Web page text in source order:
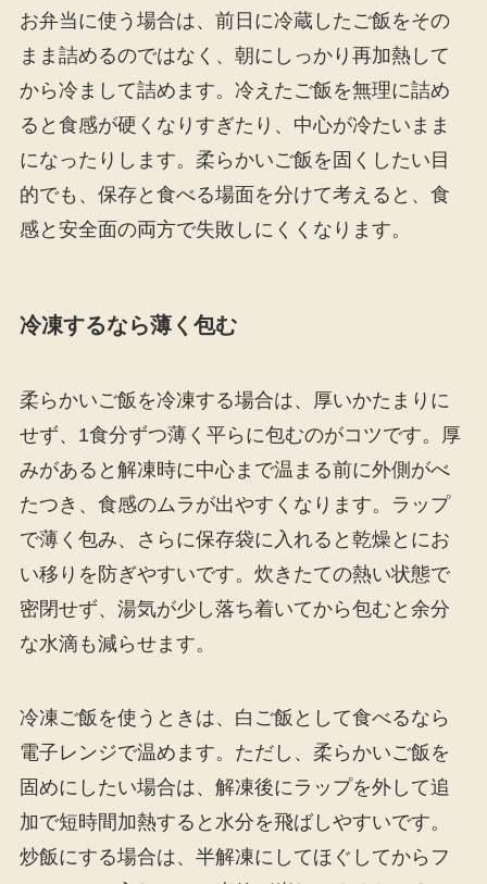
お弁当に使う場合は、前日に冷蔵したご飯をその
まま詰めるのではなく、朝にしっかり再加熱して
から冷まして詰めます。冷えたご飯を無理に詰め
ると食感が硬くなりすぎたり、中心が冷たいまま
になったりします。柔らかいご飯を固くしたい目
的でも、保存と食べる場面を分けて考えると、食
感と安全面の両方で失敗しにくくなります。
冷凍するなら薄く包む
柔らかいご飯を冷凍する場合は、厚いかたまりに
せず、1食分ずつ薄く平らに包むのがコツです。厚
みがあると解凍時に中心まで温まる前に外側がべ
たつき、食感のムラが出やすくなります。ラップ
で薄く包み、さらに保存袋に入れると乾燥とにお
い移りを防ぎやすいです。炊きたての熱い状態で
密閉せず、湯気が少し落ち着いてから包むと余分
な水滴も減らせます。
冷凍ご飯を使うときは、白ご飯として食べるなら
電子レンジで温めます。ただし、柔らかいご飯を
固めにしたい場合は、解凍後にラップを外して追
加で短時間加熱すると水分を飛ばしやすいです。
炒飯にする場合は、半解凍にしてほぐしてからフ